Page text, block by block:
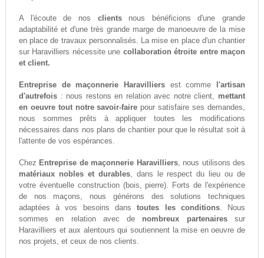
A l'écoute de nos clientsnous bénéficions d'une grande
adaptabilité et d'une très grande marge de manoeuvre de la mise
en place de travaux personnalisés. La mise en place d'un chantier
sur Haravilliers nécessite une collaboration étroite entre maçon
et client.
Entreprise de maçonnerie Haravilliers est comme
l'artisan
d'autrefois: nous restons en relation avec notre client, mettant
en oeuvre tout notre savoir-faire pour satisfaire ses demandes,
nous sommes prêts à appliquer toutes les modifications
nécessaires dans nos plans de chantier pour que le résultat soit à
l'attente de vos espérances.
Chez Entreprise de maçonnerie Haravilliers, nous utilisons des
matériaux nobles et durables, dans le respect du lieu ou de
votre éventuelle construction (bois, pierre). Forts de l'expérience
de nos maçons, nous générons des solutions techniques
adaptées à vos besoins danstoutes les conditions. Nous
sommes en relation avec de nombreux partenairessur
Haravilliers et aux alentours qui soutiennent la mise en oeuvre de
nos projets, et ceux de nos clients.